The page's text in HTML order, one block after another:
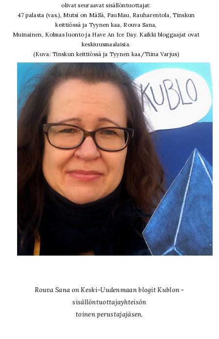
olivat seuraavat sisällöntuottajat:
47 palasta (vas.), Mutsi on MäSä, PauMau, Rauharentola, Tinskun
keittiössä ja Tyynen kaa, Rouva Sana,
Muinainen, Kolmas luonto ja Have An Ice Day. Kaikki bloggaajat ovat
keskiuusmaalaisia.
(Kuva: Tinskun keittiössä ja Tyynen kaa/Tiina Varjus)
Rouva Sana on Keski-Uudenmaan blogit Kublon -
sisällöntuottajayhteisön
toinen perustajajäsen.